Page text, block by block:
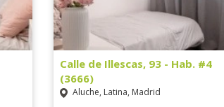
Calle de Illescas, 93 - Hab. #4
(3666)
Aluche, Latina, Madrid